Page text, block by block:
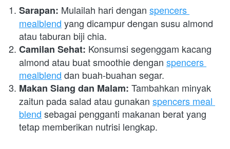
Sarapan: Mulailah hari dengan spencers
mealblend yang dicampur dengan susu almond
atau taburan biji chia.
Camilan Sehat: Konsumsi segenggam kacang
almond atau buat smoothie dengan spencers
mealblend dan buah-buahan segar.
Makan Siang dan Malam: Tambahkan minyak
zaitun pada salad atau gunakan spencers meal
blend sebagai pengganti makanan berat yang
tetap memberikan nutrisi lengkap.